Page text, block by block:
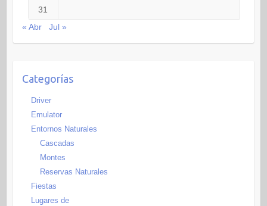
31
« Abr
Jul »
Categorías
Driver
Emulator
Entornos Naturales
Cascadas
Montes
Reservas Naturales
Fiestas
Lugares de